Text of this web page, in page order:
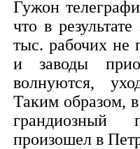
Гужон
что в
тыс. рабочих не
и заводы
волнуются,
Таким образом,
грандиозный
произошел в